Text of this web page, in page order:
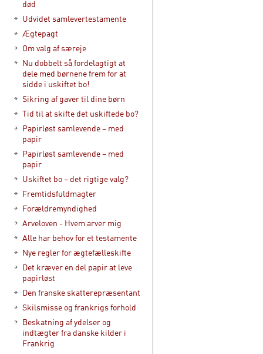
død
Udvidet samlevertestamente
Ægtepagt
Om valg af særeje
Nu dobbelt så fordelagtigt at
dele med børnene frem for at
sidde i uskiftet bo!
Sikring af gaver til dine børn
Tid til at skifte det uskiftede bo?
Papirløst samlevende – med
papir
Papirløst samlevende – med
papir
Uskiftet bo – det rigtige valg?
Fremtidsfuldmagter
Forældremyndighed
Arveloven - Hvem arver mig
Alle har behov for et testamente
Nye regler for ægtefælleskifte
Det kræver en del papir at leve
papirløst
Den franske skatterepræsentant
Skilsmisse og frankrigs forhold
Beskatning af ydelser og
indtægter fra danske kilder i
Frankrig